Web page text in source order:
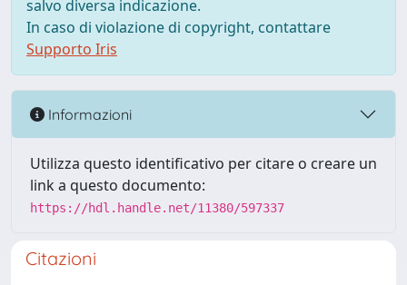
salvo diversa indicazione.
In caso di violazione di copyright, contattare
Supporto Iris
Informazioni
Utilizza questo identificativo per citare o creare un
link a questo documento:
https://hdl.handle.net/11380/597337
Citazioni